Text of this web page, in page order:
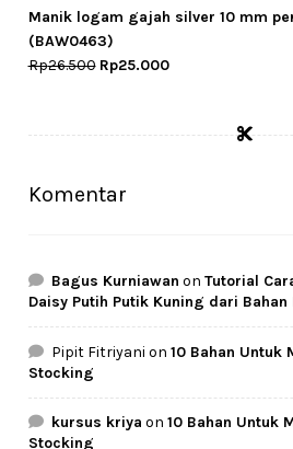
was:
Rp141.000.
is:
Manik logam gajah silver 10 mm
(BAW0463)
Rp26.500 Original
Rp26.500.
Rp25.000Current
Rp25.000.
Komentar
Bagus Kurniawan onTutorial
Daisy Putih Putik Kuning dari
Pipit Fitriyani on10 Bahan Untuk
Stocking
kursus kriya on10 Bahan Untuk
Stocking